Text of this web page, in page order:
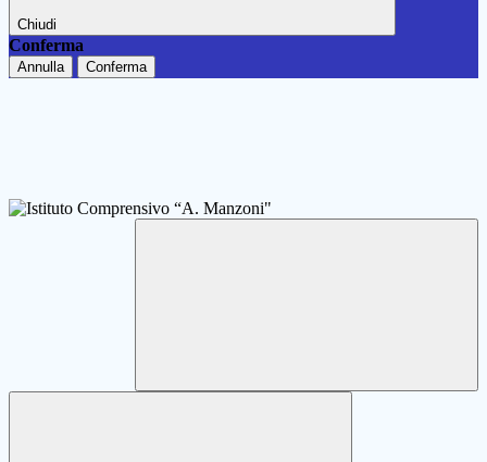
Chiudi
Conferma
Annulla Conferma